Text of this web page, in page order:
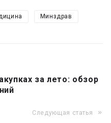
Минздрав
за лето: обзор
Следующая статья